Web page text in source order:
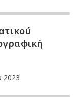
2023